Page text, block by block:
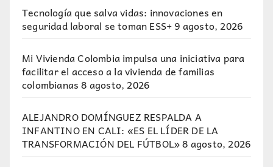
Tecnología que salva vidas: innovaciones en
seguridad laboral se toman ESS+9 agosto, 2026
Mi Vivienda Colombia impulsa una iniciativa para
facilitar el acceso a la vivienda de familias
colombianas 8 agosto, 2026
ALEJANDRO DOMÍNGUEZ RESPALDA A
INFANTINO EN CALI: «ES EL LÍDER DE LA
TRANSFORMACIÓN DEL FÚTBOL»8 agosto, 2026